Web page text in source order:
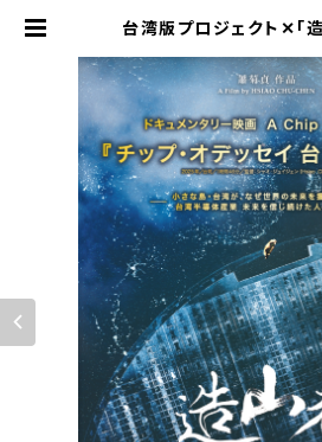
台湾版プロジェクト✕「
ンタリー上映 |